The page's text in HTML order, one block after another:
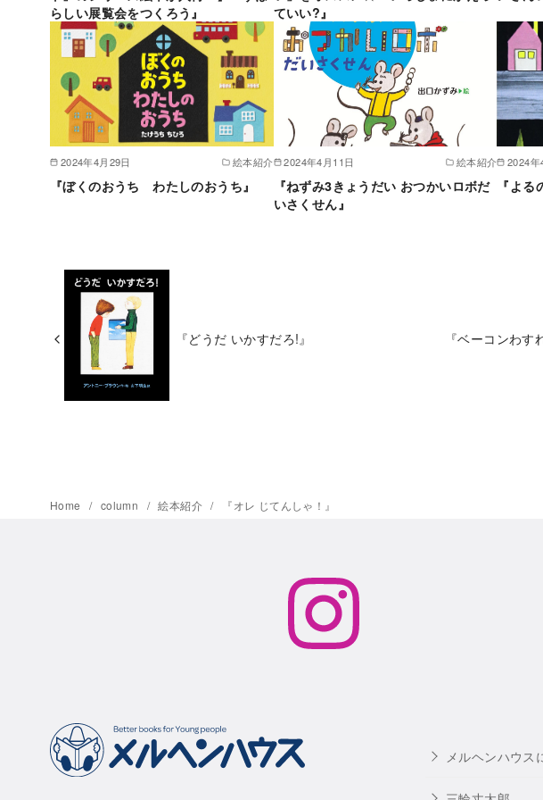
らしい展覧会をつくろう』
ていい?』
2024年4月29日 絵本紹介
『ぼくのおうち わたしのおうち』
2024年4月11日 絵本紹介
『ねずみ3きょうだい おつかいロボだ
いさくせん』
2024年
『よる
『どうだ いかすだろ!』 『ベーコンわす
Home column 絵本紹介 『オレ じてんしゃ！』
メルヘンハウス